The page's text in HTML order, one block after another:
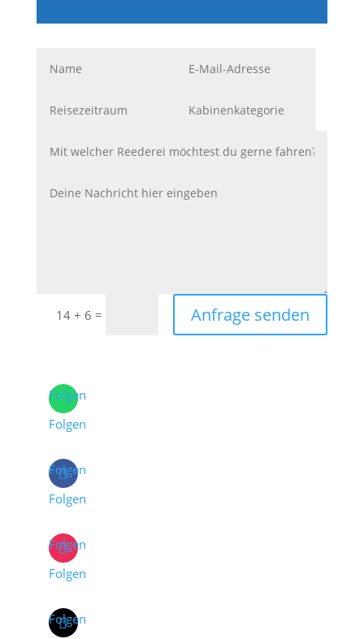
14 + 6 = Anfrage senden
Folgen
Folgen
Folgen
Folgen
Folgen
Folgen
Folgen